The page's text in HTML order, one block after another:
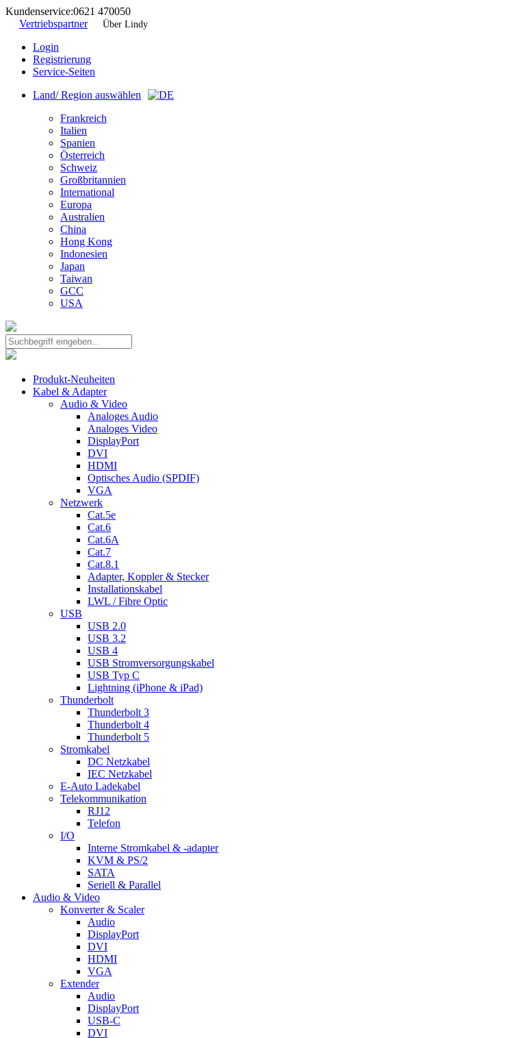
Kundenservice:0621 470050
Vertriebspartner
Über Lindy
Login
Registrierung
Service-Seiten
Land/ Region auswählen
Frankreich
Italien
Spanien
Österreich
Schweiz
Großbritannien
International
Europa
Australien
China
Hong Kong
Indonesien
Japan
Taiwan
GCC
USA
Produkt-Neuheiten
Kabel & Adapter
Audio & Video
Analoges Audio
Analoges Video
DisplayPort
DVI
HDMI
Optisches Audio (SPDIF)
VGA
Netzwerk
Cat.5e
Cat.6
Cat.6A
Cat.7
Cat.8.1
Adapter, Koppler & Stecker
Installationskabel
LWL / Fibre Optic
USB
USB 2.0
USB 3.2
USB 4
USB Stromversorgungskabel
USB Typ C
Lightning (iPhone & iPad)
Thunderbolt
Thunderbolt 3
Thunderbolt 4
Thunderbolt 5
Stromkabel
DC Netzkabel
IEC Netzkabel
E-Auto Ladekabel
Telekommunikation
RJ12
Telefon
I/O
Interne Stromkabel & -adapter
KVM & PS/2
SATA
Seriell & Parallel
Audio & Video
Konverter & Scaler
Audio
DisplayPort
DVI
HDMI
VGA
Extender
Audio
DisplayPort
USB-C
DVI